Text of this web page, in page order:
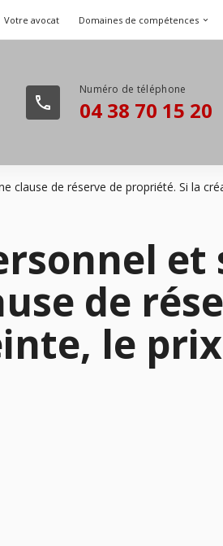
Votre avocat Domaines de compétences
phone 04 38 70 15 20
clause de réserve de propriété. Si la
et
de
le prix